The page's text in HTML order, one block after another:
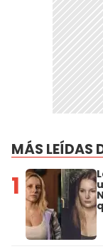
MÁS LEÍDAS
1